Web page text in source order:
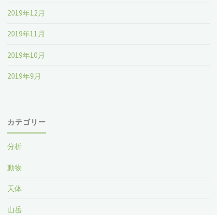
2019年12月
2019年11月
2019年10月
2019年9月
カテゴリー
分析
動物
天体
山岳